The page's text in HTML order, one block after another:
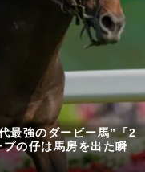
最強のダービー馬”「2
の仔は馬房を出た瞬